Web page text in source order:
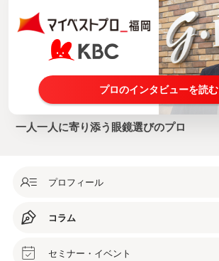
プロのインタビューを読む
一人一人に寄り添う眼鏡選びのプロ
プロフィール
コラム
セミナー・イベント